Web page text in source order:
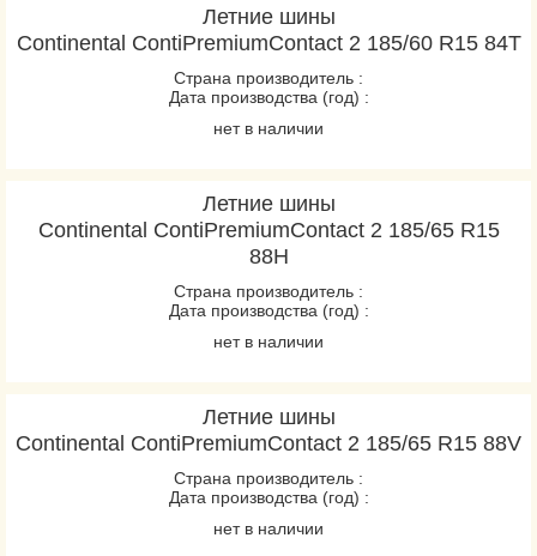
Летние шины
Continental ContiPremiumContact 2 185/60 R15 84T
Страна производитель :
Дата производства (год) :
нет в наличии
Летние шины
Continental ContiPremiumContact 2 185/65 R15
88H
Страна производитель :
Дата производства (год) :
нет в наличии
Летние шины
Continental ContiPremiumContact 2 185/65 R15 88V
Страна производитель :
Дата производства (год) :
нет в наличии